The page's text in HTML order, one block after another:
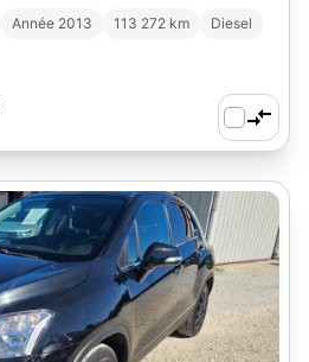
Année 2013 113 272 km
Diesel